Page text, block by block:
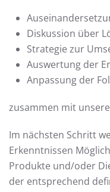
Diskussion über
Strategie zur
Auswertung der
Anpassung der
zusammen mit
Im nächsten Schritt
Erkenntnissen
Produkte und/oder
der entsprechend